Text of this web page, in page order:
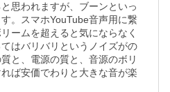
思われますが、ブーンといっ
。スマホYouTube音声用に繋
ームを超えると気にならなく
はバリバリというノイズがの
と、電源の質と、音源のボリ
ば安価でわりと大きな音が楽